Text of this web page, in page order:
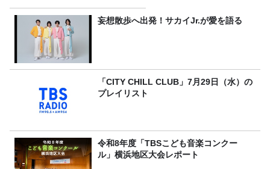
妄想散歩へ出発！サカイJr.が愛を語る
「CITY CHILL CLUB」7月29日（水）の
プレイリスト
令和8年度「TBSこども音楽コンクー
ル」横浜地区大会レポート